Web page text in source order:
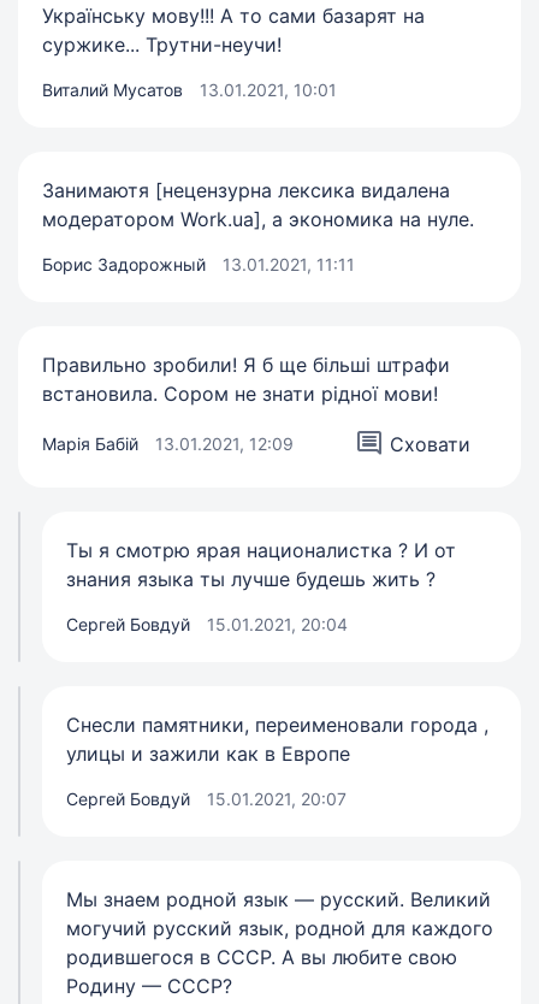
Українську мову!!! А то сами базарят на
суржике... Трутни-неучи!
Виталий Мусатов 13.01.2021, 10:01
Занимаютя [нецензурна лексика видалена
модератором Work.ua], а экономика на нуле.
Борис Задорожный 13.01.2021, 11:11
Правильно зробили! Я б ще більші штрафи
встановила. Сором не знати рідної мови!
Марія Бабій 13.01.2021, 12:09 Сховати
Ты я смотрю ярая националистка ? И от
знания языка ты лучше будешь жить ?
Сергей Бовдуй 15.01.2021, 20:04
Снесли памятники, переименовали города ,
улицы и зажили как в Европе
Сергей Бовдуй 15.01.2021, 20:07
Мы знаем родной язык — русский. Великий
могучий русский язык, родной для каждого
родившегося в СССР. А вы любите свою
Родину — СССР?